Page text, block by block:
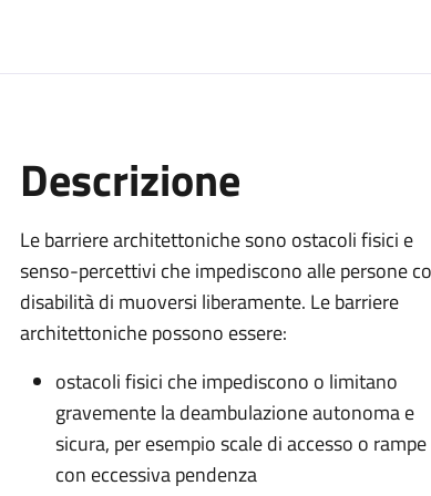
Descrizione
Le barriere architettoniche sono ostacoli fisici e
senso-percettivi che impediscono alle persone
disabilità di muoversi liberamente. Le barriere
architettoniche possono essere:
ostacoli fisici che impediscono o limitano
gravemente la deambulazione autonoma e
sicura, per esempio scale di accesso o rampe
con eccessiva pendenza